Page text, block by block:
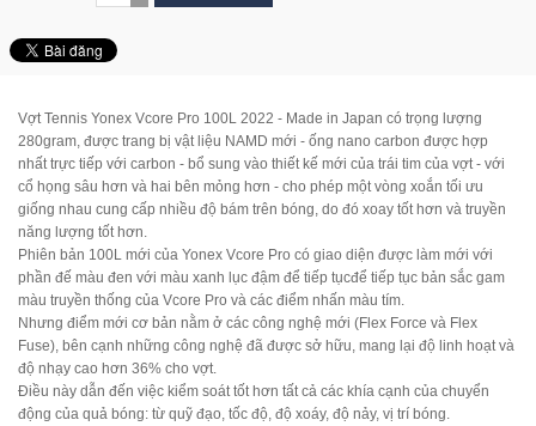
Vợt Tennis Yonex Vcore Pro 100L 2022 - Made in Japan có trọng lượng
280gram, được trang bị vật liệu NAMD mới - ống nano carbon được hợp
nhất trực tiếp với carbon - bổ sung vào thiết kế mới của trái tim của vợt - với
cổ họng sâu hơn và hai bên mỏng hơn - cho phép một vòng xoắn tối ưu
giống nhau cung cấp nhiều độ bám trên bóng, do đó xoay tốt hơn và truyền
năng lượng tốt hơn.
Phiên bản 100L mới của Yonex Vcore Pro có giao diện được làm mới với
phần đế màu đen với màu xanh lục đậm để tiếp tụcđể tiếp tục bản sắc gam
màu truyền thống của Vcore Pro và các điểm nhấn màu tím.
Nhưng điểm mới cơ bản nằm ở các công nghệ mới (Flex Force và Flex
Fuse), bên cạnh những công nghệ đã được sở hữu, mang lại độ linh hoạt và
độ nhạy cao hơn 36% cho vợt.
Điều này dẫn đến việc kiểm soát tốt hơn tất cả các khía cạnh của chuyển
động của quả bóng: từ quỹ đạo, tốc độ, độ xoáy, độ nảy, vị trí bóng.